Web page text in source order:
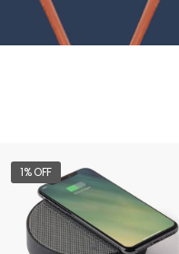
1% OFF